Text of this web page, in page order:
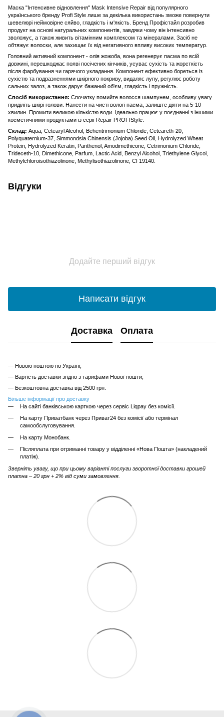
Маска "Інтенсивне відновлення" Mask Intensive Repair від популярного
українського бренду Profi Style лише за декілька використань зможе повернути
шевелюрі неймовірне сяйво, гладкість і м'якість. Бренд Профістайл розробив
продукт на основі натуральних компонентів, завдяки чому він інтенсивно
зволожує, а також живить вітамінним комплексом та мінералами. Засіб не
обтяжує волоски, але захищає їх від негативного впливу високих температур.
Головний активний компонент - олія жожоба, вона регенерує пасма по всій
довжині, перешкоджає появі посічених кінчиків, усуває сухість та жорсткість
після фарбування чи гарячого укладання. Компонент ефективно бореться із
сухістю та подразненнями шкірного покриву, видаляє лупу, регулює роботу
сальних залоз, а також дарує бажаний об'єм, гладкість і пружність.
Спосіб використання: Спочатку помийте волосся шампунем, особливу увагу
приділіть шкірі голови. Нанести на чисті вологі пасма, залиште діяти на 5-10
хвилин. Промити великою кількістю води. Ідеально працює у поєднанні з іншими
косметичними продуктами із серії Repair PROFIStyle.
Склад: Aqua, Cetearyl Alcohol, Behentrimonium Chloride, Ceteareth-20,
Polyquaternium-37, Simmondsia Chinensis (Jojoba) Seed Oil, Hydrolyzed Wheat
Protein, Hydrolyzed Keratin, Panthenol, Amodimethicone, Cetrimonium Chloride,
Trideceth-10, Dimethicone, Parfum, Lactic Acid, Benzyl Alcohol, Triethylene Glycol,
Methylchloroisothiazolinone, Methylisothiazolinone, CI 19140.
Відгуки
Додайте перший відгук
Написати відгук
Доставка Оплата
— Новою поштою по Україні;
— Вартість доставки згідно з тарифами Нової пошти;
— Безкоштовна доставка від 2500 грн.
Більше інформації про доставку
На сайті банківською карткою через сервіс Liqpay без комісії.
На карту Приватбанк через Приват24 без комісії або термінал
самообслуговування.
На карту Монобанк.
Післяплата при отриманні товару у відділенні «Нова Пошта» (накладений
платіж).
Зверніть увагу, що при цьому варіанті послуги зворотної доставки грошей
платна – 20 грн + 2% від суми замовлення.